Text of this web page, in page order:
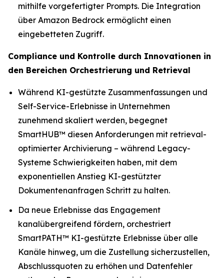
mithilfe vorgefertigter Prompts. Die Integration
über Amazon Bedrock ermöglicht einen
eingebetteten Zugriff.
Compliance und Kontrolle durch Innovationen in
den Bereichen Orchestrierung und Retrieval
Während KI-gestützte Zusammenfassungen und
Self-Service-Erlebnisse in Unternehmen
zunehmend skaliert werden, begegnet
SmartHUB™ diesen Anforderungen mit retrieval-
optimierter Archivierung – während Legacy-
Systeme Schwierigkeiten haben, mit dem
exponentiellen Anstieg KI-gestützter
Dokumentenanfragen Schritt zu halten.
Da neue Erlebnisse das Engagement
kanalübergreifend fördern, orchestriert
SmartPATH™ KI-gestützte Erlebnisse über alle
Kanäle hinweg, um die Zustellung sicherzustellen,
Abschlussquoten zu erhöhen und Datenfehler